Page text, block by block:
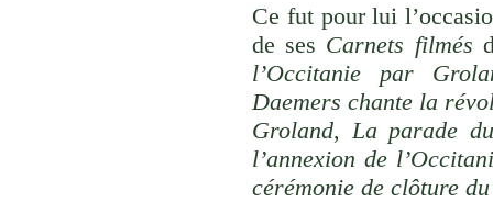
Ce fut pour lui
de ses Carnets filmés
l’Occitanie par
Daemers chante la
Groland, La parade
l’annexion de
cérémonie de clôture